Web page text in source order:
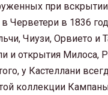
при
в Черветери в 1836
Чиузи, Орвието и
и открытия Милоса,
у Кастеллани
коллекции